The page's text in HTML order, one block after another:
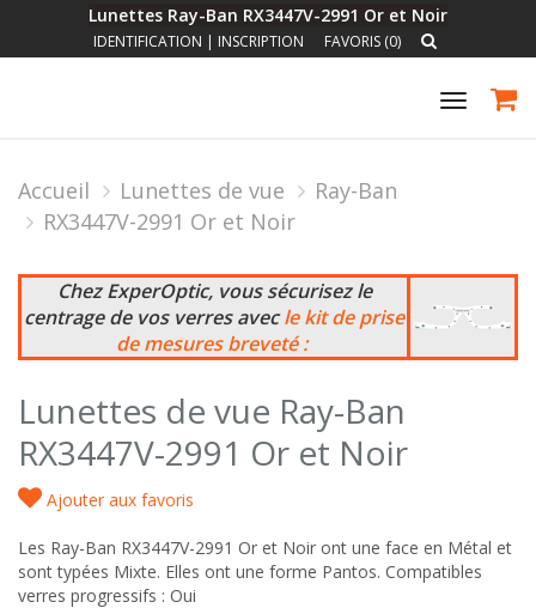
Lunettes Ray-Ban RX3447V-2991 Or et Noir
IDENTIFICATION | INSCRIPTION FAVORIS (0)
Toggle
Accueil Lunettes de vue
Ray-Ban
RX3447V-2991 Or et Noir
Chez ExperOptic, vous sécurisez le
centrage de vos verres avecle kit de prise
de mesures breveté :
Lunettes de vue Ray-Ban
RX3447V-2991 Or et Noir
Ajouter aux favoris
Les Ray-Ban RX3447V-2991 Or et Noir ont une face en Métal et
sont typées Mixte. Elles ont une forme Pantos. Compatibles
verres progressifs : Oui